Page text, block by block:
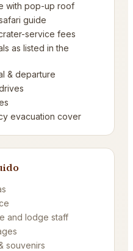
with pop-up roof
guide
service fees
as listed in the
& departure
evacuation cover
and lodge staff
souvenirs